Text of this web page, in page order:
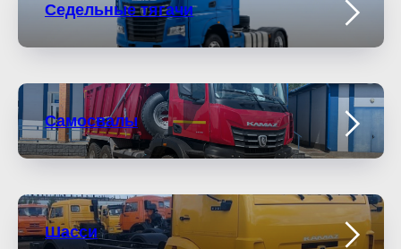
Седельные тягачи
Самосвалы
Шасси